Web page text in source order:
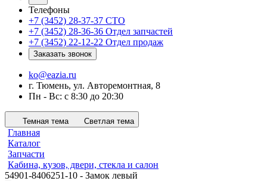
Телефоны
+7 (3452) 28-37-37 СТО
+7 (3452) 28-36-36 Отдел запчастей
+7 (3452) 22-12-22 Отдел продаж
Заказать звонок
ko@eazia.ru
г. Тюмень, ул. Авторемонтная, 8
Пн - Вс: с 8:30 до 20:30
Темная тема Светлая тема
Главная
Каталог
Запчасти
Кабина, кузов, двери, стекла и салон
54901-8406251-10 - Замок левый